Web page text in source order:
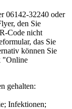
06142-32240 oder
den Sie
Code nicht
das Sie
können Sie
"Online
gehalten:
Infektionen;